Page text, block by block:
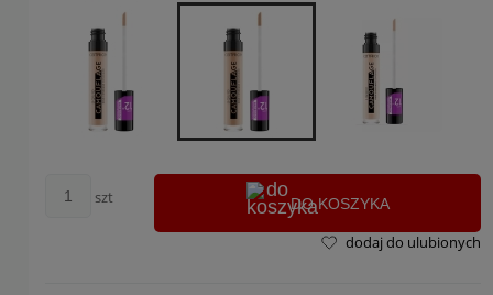
szt DO KOSZYKA
dodaj do ulubionych